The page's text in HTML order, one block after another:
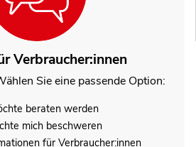
Verbraucher:innen
Sie eine passende Option:
beraten werden
mich beschweren
für Verbraucher:innen